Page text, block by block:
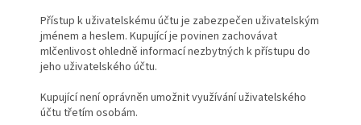
Přístup k uživatelskému účtu je zabezpečen uživatelským
jménem a heslem. Kupující je povinen zachovávat
mlčenlivost ohledně informací nezbytných k přístupu do
jeho uživatelského účtu.
Kupující není oprávněn umožnit využívání uživatelského
účtu třetím osobám.